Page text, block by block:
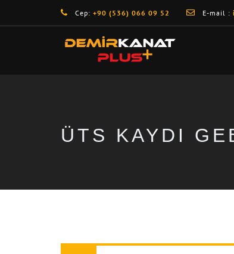
Cep: +90 (536) 066 09 52 E-mail :
ÜTS KAYDI